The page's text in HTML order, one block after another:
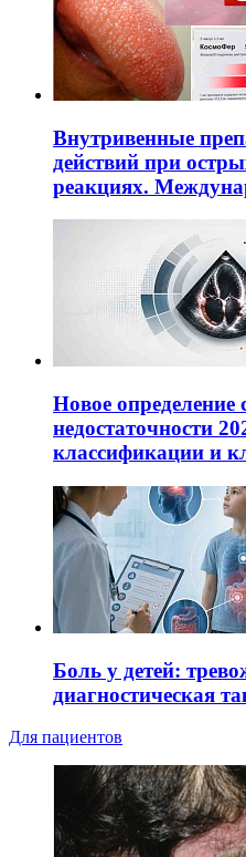
Внутривенные
действий при
реакциях.
Новое определение
недостаточности
классификации и
Боль у детей:
диагностическая
Для пациентов